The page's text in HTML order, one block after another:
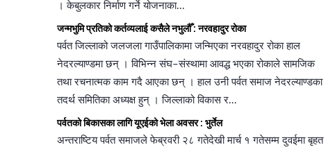
। केबुलकार निर्माण गर्ने योजनाका...
जन्मभुमि प्रतिको कर्तव्यलाई कसैले नभुलौँ : नरवहादुर रोका
पर्वत जिल्लाको जलजला गाउँपालिकामा जन्मिएका नरवहादुर रोका हाल
नेदरल्याण्डमा छन् । विभिन्न संघ–संस्थामा आवद्ध भएका रोकाले सामजिक
तथा रचनात्मक काम गदै आएका छन् । हाल उनी पर्वत समाज नेदरल्याण्डका
तदर्थ समितिका अध्यक्ष हुन् । जिल्लाको विकास र...
पर्वतको बिकासका लागि यूएईको भेला अवसर : भुर्तेल
अन्तराष्टिय पर्वत समाजले फेब्रवरी २८ गतेदेखी मार्च १ गतेसम्म दुवईमा बृहत